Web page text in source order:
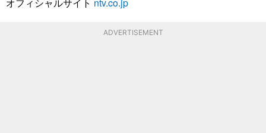
ADVERTISEMENT